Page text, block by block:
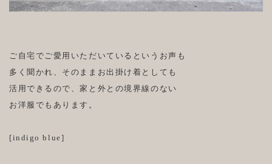
ご自宅でご愛用いただいているというお声も
多く聞かれ、そのままお出掛け着としても
活用できるので、家と外との境界線のない
お洋服でもあります。
[indigo blue]